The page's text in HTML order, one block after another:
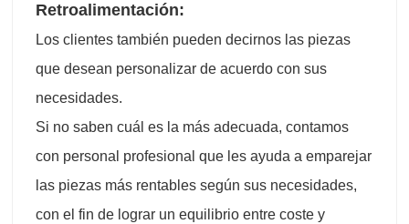
Retroalimentación:
Los clientes también pueden decirnos las piezas
que desean personalizar de acuerdo con sus
necesidades.
Si no saben cuál es la más adecuada, contamos
con personal profesional que les ayuda a emparejar
las piezas más rentables según sus necesidades,
con el fin de lograr un equilibrio entre coste y